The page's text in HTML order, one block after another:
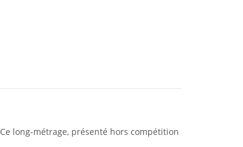
long-métrage, présenté hors compétition